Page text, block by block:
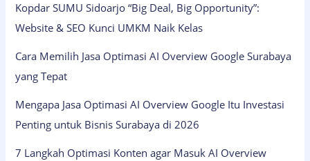
Kopdar SUMU Sidoarjo “Big Deal, Big Opportunity”:
Website & SEO Kunci UMKM Naik Kelas
Cara Memilih Jasa Optimasi AI Overview Google Surabaya
yang Tepat
Mengapa Jasa Optimasi AI Overview Google Itu Investasi
Penting untuk Bisnis Surabaya di 2026
7 Langkah Optimasi Konten agar Masuk AI Overview